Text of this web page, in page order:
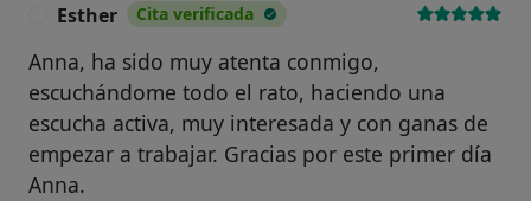
Esther Cita verificada
Anna, ha sido muy atenta conmigo,
escuchándome todo el rato, haciendo una
escucha activa, muy interesada y con ganas de
empezar a trabajar. Gracias por este primer día
Anna.